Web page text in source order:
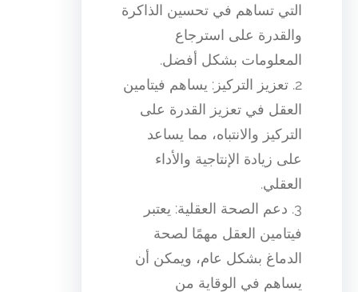
التي تساهم في تحسين الذاكرة
والقدرة على استرجاع
المعلومات بشكل أفضل.
2. تعزيز التركيز: يساهم فيتامين
العقل في تعزيز القدرة على
التركيز والانتباه، مما يساعد
على زيادة الإنتاجية والأداء
العقلي.
3. دعم الصحة العقلية: يعتبر
فيتامين العقل مهمًا لصحة
الدماغ بشكل عام، ويمكن أن
يساهم في الوقاية من